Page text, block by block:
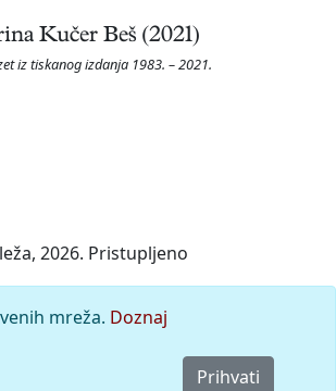
Kučer Beš (2021)
iz tiskanog izdanja 1983. – 2021.
2026. Pristupljeno
mreža. Doznaj
Prihvati